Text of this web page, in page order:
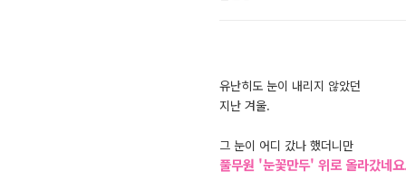
유난히도 눈이 내리지 않았던
지난 겨울.
그 눈이 어디 갔나 했더니만
풀무원 '눈꽃만두' 위로 올라갔네